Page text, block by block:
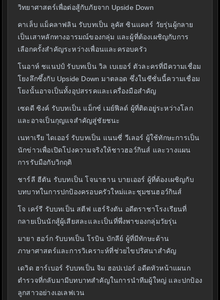
วิทยาศาสตร์เพื่อต่อสู้กับภัยจาก Upside Down
คาเล็บ แม็คลาฟลิน รับบทเป็น ลูคัส ซินแคลร์ วัยรุ่นผู้กลาย
เป็นเสาหลักทางอารมณ์ของกลุ่ม และผู้ที่ต้องเผชิญกับการ
เลือกครั้งสำคัญระหว่างเพื่อนและครอบครัว
โนอาห์ ชแนปป์ รับบทเป็น วิล เบเยอร์ ตัวละครที่มีความเชื่อม
โยงลึกซึ้งกับ Upside Down มาตลอด ซึ่งในซีซั่นนี้ความเชื่อม
โยงนั้นอาจเป็นทั้งอุปสรรคและเครื่องมือสำคัญ
เซดดี ซิงค์ รับบทเป็น แม็กซ์ เมย์ฟีลด์ ผู้ที่ติดอยู่ระหว่างโลก
และอาจเป็นกุญแจสำคัญสู่ชัยชนะ
เนทาเรีย ไดเออร์ รับบทเป็น แนนซี่ วีเลอร์ ผู้ใช้ทักษะการเป็น
นักข่าวเพื่อเปิดโปงความจริงให้ชาวฮอว์กินส์ และวางแผน
การรับมือกับวิกฤติ
ชาร์ลี ฮีตัน รับบทเป็น โจนาธาน บายเออร์ ผู้ที่ต้องเผชิญกับ
บทบาทในการปกป้องครอบครัวใหม่และชุมชนฮอว์กินส์
โจ เคร์รี รับบทเป็น สตีฟ แฮร์ริงตัน อดีตราชาโรงเรียนที่
กลายเป็นนักสู้ผู้เสียสละและเป็นที่พึ่งพาของกลุ่มวัยรุ่น
มายา ฮอว์ก รับบทเป็น โรบิน บักลีย์ ผู้ที่มีทักษะด้าน
ภาษาศาสตร์และการวิเคราะห์ที่ช่วยไขปริศนาสำคัญ
เดวิด ฮาร์เบอร์ รับบทเป็น จิม ฮอปเปอร์ อดีตหัวหน้าแผนก
ตำรวจที่กลับมามีบทบาทสำคัญในการนำทีมผู้ใหญ่ และปกป้อง
ลูกสาวอย่างเอเลฟเวน